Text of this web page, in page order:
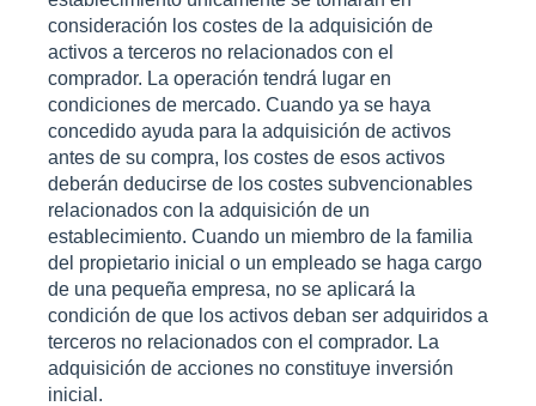
consideración los costes de la adquisición de
activos a terceros no relacionados con el
comprador. La operación tendrá lugar en
condiciones de mercado. Cuando ya se haya
concedido ayuda para la adquisición de activos
antes de su compra, los costes de esos activos
deberán deducirse de los costes subvencionables
relacionados con la adquisición de un
establecimiento. Cuando un miembro de la familia
del propietario inicial o un empleado se haga cargo
de una pequeña empresa, no se aplicará la
condición de que los activos deban ser adquiridos a
terceros no relacionados con el comprador. La
adquisición de acciones no constituye inversión
inicial.